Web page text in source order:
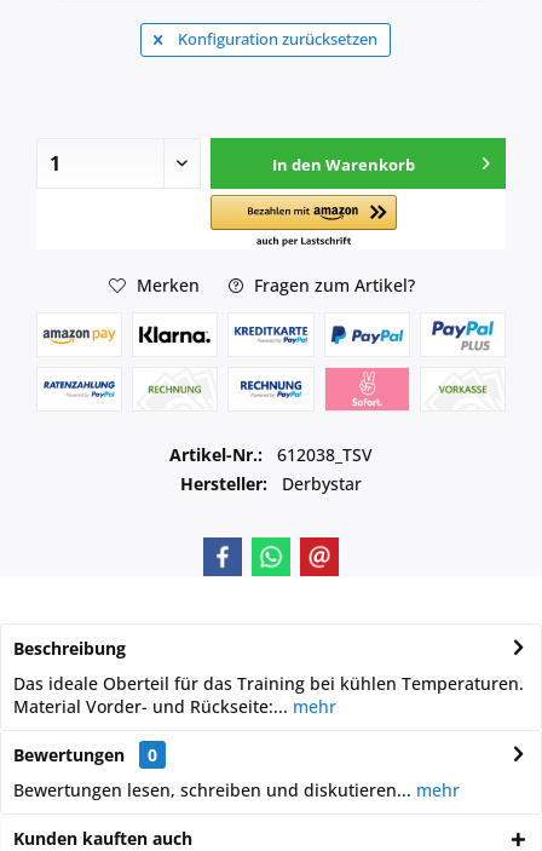
Konfiguration zurücksetzen
In den Warenkorb
Merken Fragen zum Artikel?
Artikel-Nr.:
612038_TSV
Hersteller:
Derbystar
Beschreibung
Das ideale Oberteil für das Training bei kühlen Temperaturen.
Material Vorder- und Rückseite:... mehr
Bewertungen
0
Bewertungen lesen, schreiben und diskutieren... mehr
Kunden kauften auch